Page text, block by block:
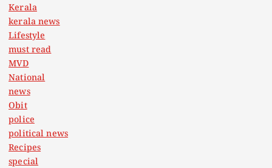
Kerala
kerala news
Lifestyle
must read
MVD
National
news
Obit
police
political news
Recipes
special